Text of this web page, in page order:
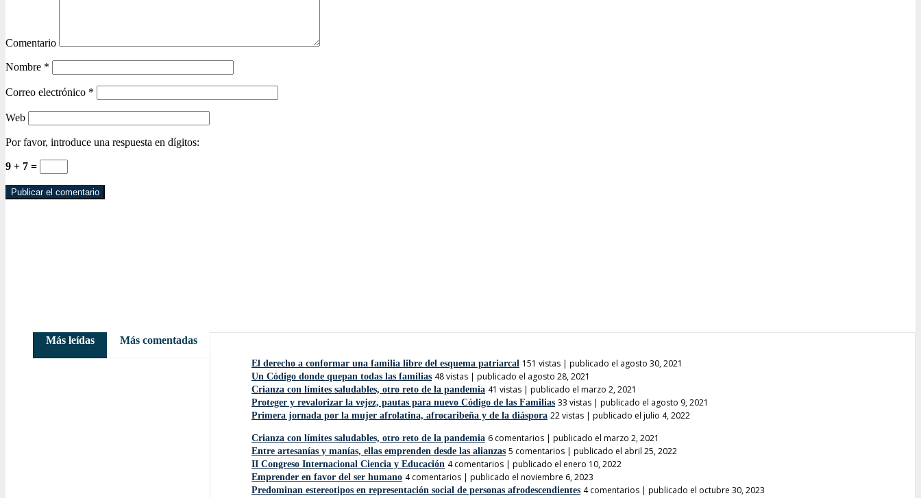
Comentario
Nombre *
Correo electrónico *
Web
Por favor, introduce una respuesta en dígitos:
9 + 7 =
Más leídas Más comentadas
El derecho a conformar una familia libre del esquema patriarcal 151 vistas | publicado el agosto 30, 2021
Un Código donde quepan todas las familias 48 vistas | publicado el agosto 28, 2021
Crianza con límites saludables, otro reto de la pandemia 41 vistas | publicado el marzo 2, 2021
Proteger y revalorizar la vejez, pautas para nuevo Código de las Familias 33 vistas | publicado el agosto 9, 2021
Primera jornada por la mujer afrolatina, afrocaribeña y de la diáspora 22 vistas | publicado el julio 4, 2022
Crianza con límites saludables, otro reto de la pandemia 6 comentarios | publicado el marzo 2, 2021
Entre artesanías y manías, ellas emprenden desde las alianzas 5 comentarios | publicado el abril 25, 2022
II Congreso Internacional Ciencia y Educación 4 comentarios | publicado el enero 10, 2022
Emprender en favor del ser humano 4 comentarios | publicado el noviembre 6, 2023
Predominan estereotipos en representación social de personas afrodescendientes 4 comentarios | publicado el octubre 30, 2023